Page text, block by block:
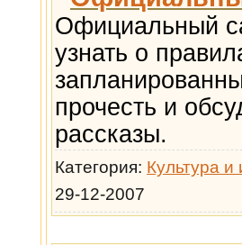
Официальный
узнать о
прочесть и
рассказы.
Категория: Культура и
29-12-2007